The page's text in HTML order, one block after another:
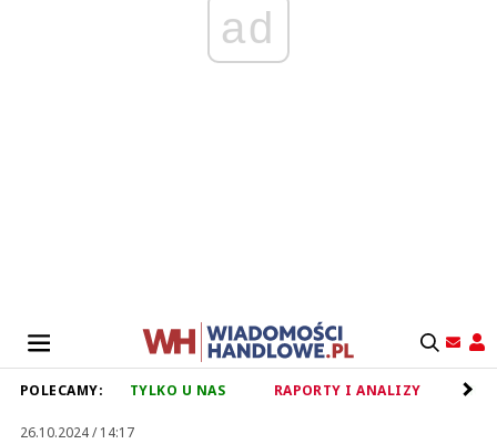
ad
POLECAMY: TYLKO U NAS RAPORTY I ANALIZY
26.10.2024 / 14:17